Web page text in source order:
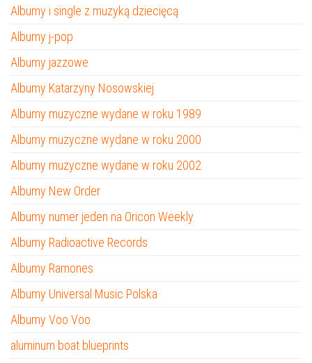
Albumy i single z muzyką dziecięcą
Albumy j-pop
Albumy jazzowe
Albumy Katarzyny Nosowskiej
Albumy muzyczne wydane w roku 1989
Albumy muzyczne wydane w roku 2000
Albumy muzyczne wydane w roku 2002
Albumy New Order
Albumy numer jeden na Oricon Weekly
Albumy Radioactive Records
Albumy Ramones
Albumy Universal Music Polska
Albumy Voo Voo
aluminum boat blueprints